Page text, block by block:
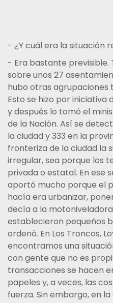
- ¿Y cuál era la situación
- Era bastante previsible.
sobre unos 27
hubo otras
Esto se hizo por iniciativa
y después lo tomó el
de la Nación. Así se
la ciudad y 333 en la
fronteriza de la ciudad la
irregular, sea porque los
privada o estatal. En ese
aportó mucho porque el
hacía era urbanizar,
decía a la
establecieron pequeños
ordenó. En Los Troncos,
encontramos una
con gente que no es
transacciones se hacen
papeles y, a veces, las
fuerza. Sin embargo, en